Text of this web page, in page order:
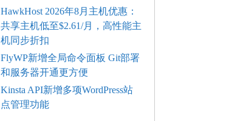
HawkHost 2026年8月主机优惠：
共享主机低至$2.61/月，高性能主
机同步折扣
FlyWP新增全局命令面板 Git部署
和服务器开通更方便
Kinsta API新增多项WordPress站
点管理功能